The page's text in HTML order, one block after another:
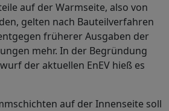
auf der Warmseite, also von
gelten nach Bauteilverfahren
früherer Ausgaben der
mehr. In der Begründung
der aktuellen EnEV hieß es
auf der Innenseite soll